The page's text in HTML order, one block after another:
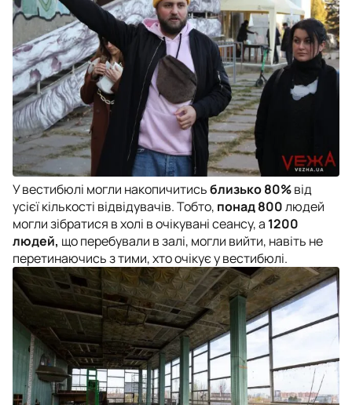
У вестибюлі могли накопичитисьблизько 80%від
усієї кількості відвідувачів. Тобто, понад 800людей
могли зібратися в холі в очікувані сеансу, а 1200
людей, що перебували в залі, могли вийти, навіть не
перетинаючись з тими, хто очікує у вестибюлі.